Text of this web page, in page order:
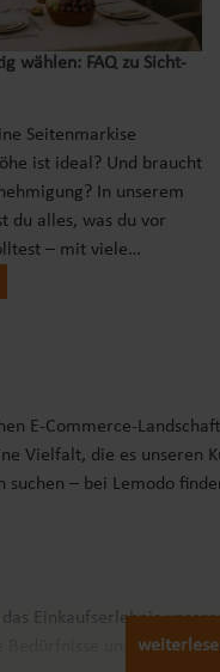
wählen: FAQ zu Sicht-
Seitenmarkise
ist ideal? Und braucht
In unserem
du alles, was du vor
– mit viele…
E-Commerce-
Vielfalt, die es unseren
– bei Lemodo
Einkaufserlebnis
unserer